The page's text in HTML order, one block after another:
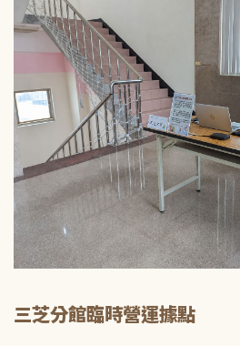
三芝分館臨時營運據點